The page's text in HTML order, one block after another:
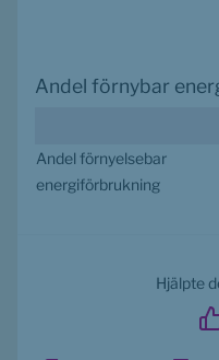
Andel förnybar
Andel förnyelsebar
energiförbrukning
Hjälpte